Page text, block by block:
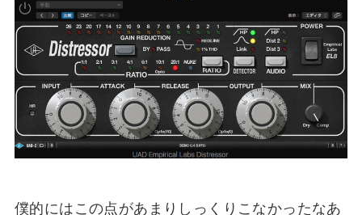
僕的にはこの点があまりしっくりこなかったなあ